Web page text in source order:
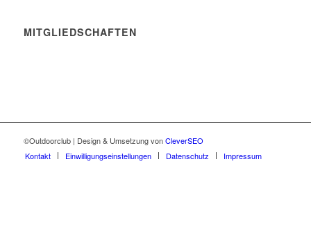
MITGLIEDSCHAFTEN
©Outdoorclub | Design & Umsetzung vonCleverSEO
Kontakt
Einwilligungseinstellungen Datenschutz Impressum